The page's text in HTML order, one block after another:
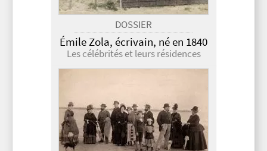
DOSSIER
Émile Zola, écrivain, né en 1840
Les célébrités et leurs résidences